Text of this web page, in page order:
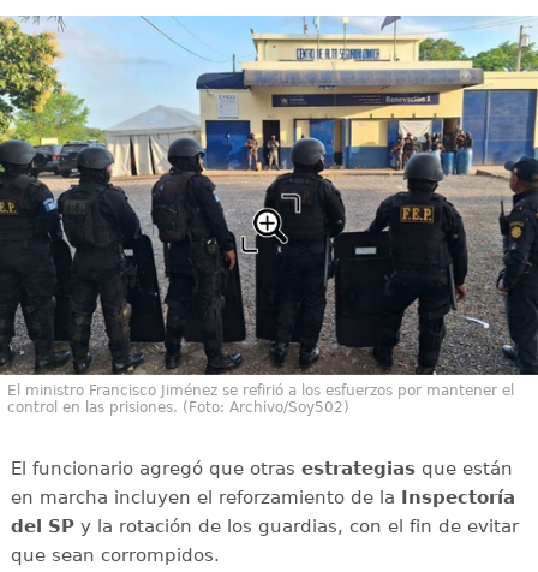
El ministro Francisco Jiménez se refirió a los esfuerzos por mantener el
control en las prisiones. (Foto: Archivo/Soy502)
El funcionario agregó que otras estrategiasque están
en marcha incluyen el reforzamiento de la Inspectoría
del SPy la rotación de los guardias, con el fin de evitar
que sean corrompidos.